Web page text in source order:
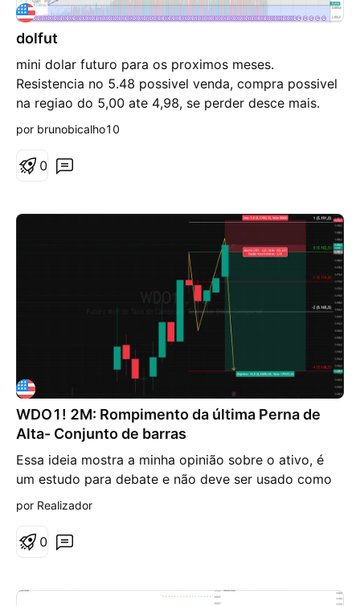
dolfut
mini dolar futuro para os proximos meses.
Resistencia no 5.48 possivel venda, compra possivel
na regiao do 5,00 ate 4,98, se perder desce mais.
por brunobicalho10
0
WDO1! 2M: Rompimento da última Perna de
Alta- Conjunto de barras
Essa ideia mostra a minha opinião sobre o ativo, é
um estudo para debate e não deve ser usado como
entrada. Só opere quando o seu trade system der o
sinal. No gráfico de 2 minutos, rompeu a projeção da
sequência de Fibonacci da última perna de alta,
movimento baseado somente na última barra verde e
mais de 100% e deverá cair até o alvo, linha
por Realizador
0